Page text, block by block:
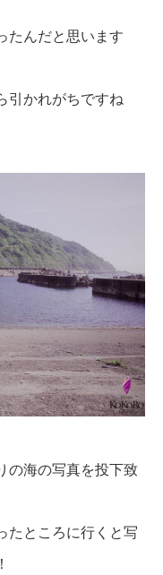
たんだと思います
引かれがちですね
の海の写真を投下致
たところに行くと写